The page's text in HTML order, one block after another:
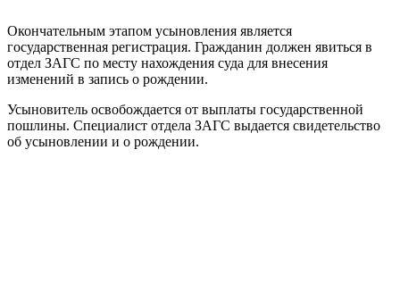
Окончательным этапом усыновления является
государственная регистрация. Гражданин должен явиться в
отдел ЗАГС по месту нахождения суда для внесения
изменений в запись о рождении.
Усыновитель освобождается от выплаты государственной
пошлины. Специалист отдела ЗАГС выдается свидетельство
об усыновлении и о рождении.